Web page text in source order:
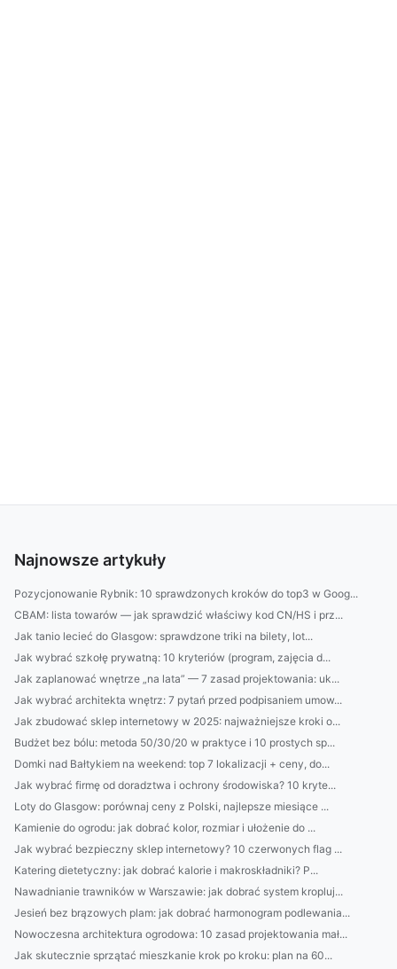
Najnowsze artykuły
Pozycjonowanie Rybnik: 10 sprawdzonych kroków do top3 w Goog...
CBAM: lista towarów — jak sprawdzić właściwy kod CN/HS i prz...
Jak tanio lecieć do Glasgow: sprawdzone triki na bilety, lot...
Jak wybrać szkołę prywatną: 10 kryteriów (program, zajęcia d...
Jak zaplanować wnętrze „na lata” — 7 zasad projektowania: uk...
Jak wybrać architekta wnętrz: 7 pytań przed podpisaniem umow...
Jak zbudować sklep internetowy w 2025: najważniejsze kroki o...
Budżet bez bólu: metoda 50/30/20 w praktyce i 10 prostych sp...
Domki nad Bałtykiem na weekend: top 7 lokalizacji + ceny, do...
Jak wybrać firmę od doradztwa i ochrony środowiska? 10 kryte...
Loty do Glasgow: porównaj ceny z Polski, najlepsze miesiące ...
Kamienie do ogrodu: jak dobrać kolor, rozmiar i ułożenie do ...
Jak wybrać bezpieczny sklep internetowy? 10 czerwonych flag ...
Katering dietetyczny: jak dobrać kalorie i makroskładniki? P...
Nawadnianie trawników w Warszawie: jak dobrać system kropluj...
Jesień bez brązowych plam: jak dobrać harmonogram podlewania...
Nowoczesna architektura ogrodowa: 10 zasad projektowania mał...
Jak skutecznie sprzątać mieszkanie krok po kroku: plan na 60...